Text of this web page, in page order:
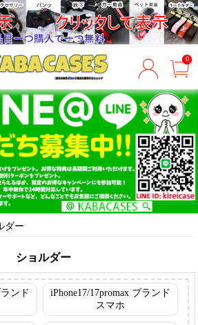
0
ダー
ショルダー
ンド
iPhone17/17promax ブランド
スマホ